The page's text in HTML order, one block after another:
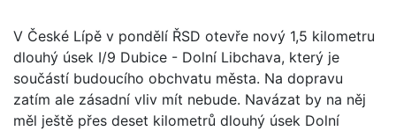
V České Lípě v pondělí ŘSD otevře nový 1,5 kilometru
dlouhý úsek I/9 Dubice - Dolní Libchava, který je
součástí budoucího obchvatu města. Na dopravu
zatím ale zásadní vliv mít nebude. Navázat by na něj
měl ještě přes deset kilometrů dlouhý úsek Dolní